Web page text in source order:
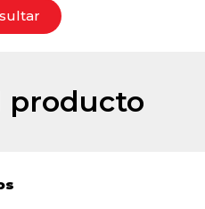
producto